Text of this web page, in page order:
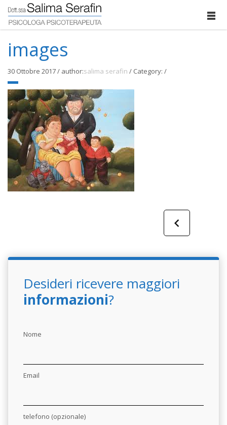
images
30 Ottobre 2017/ author:salima serafin / Category: /
Desideri ricevere maggiori
informazioni?
Nome
Email
telefono (opzionale)